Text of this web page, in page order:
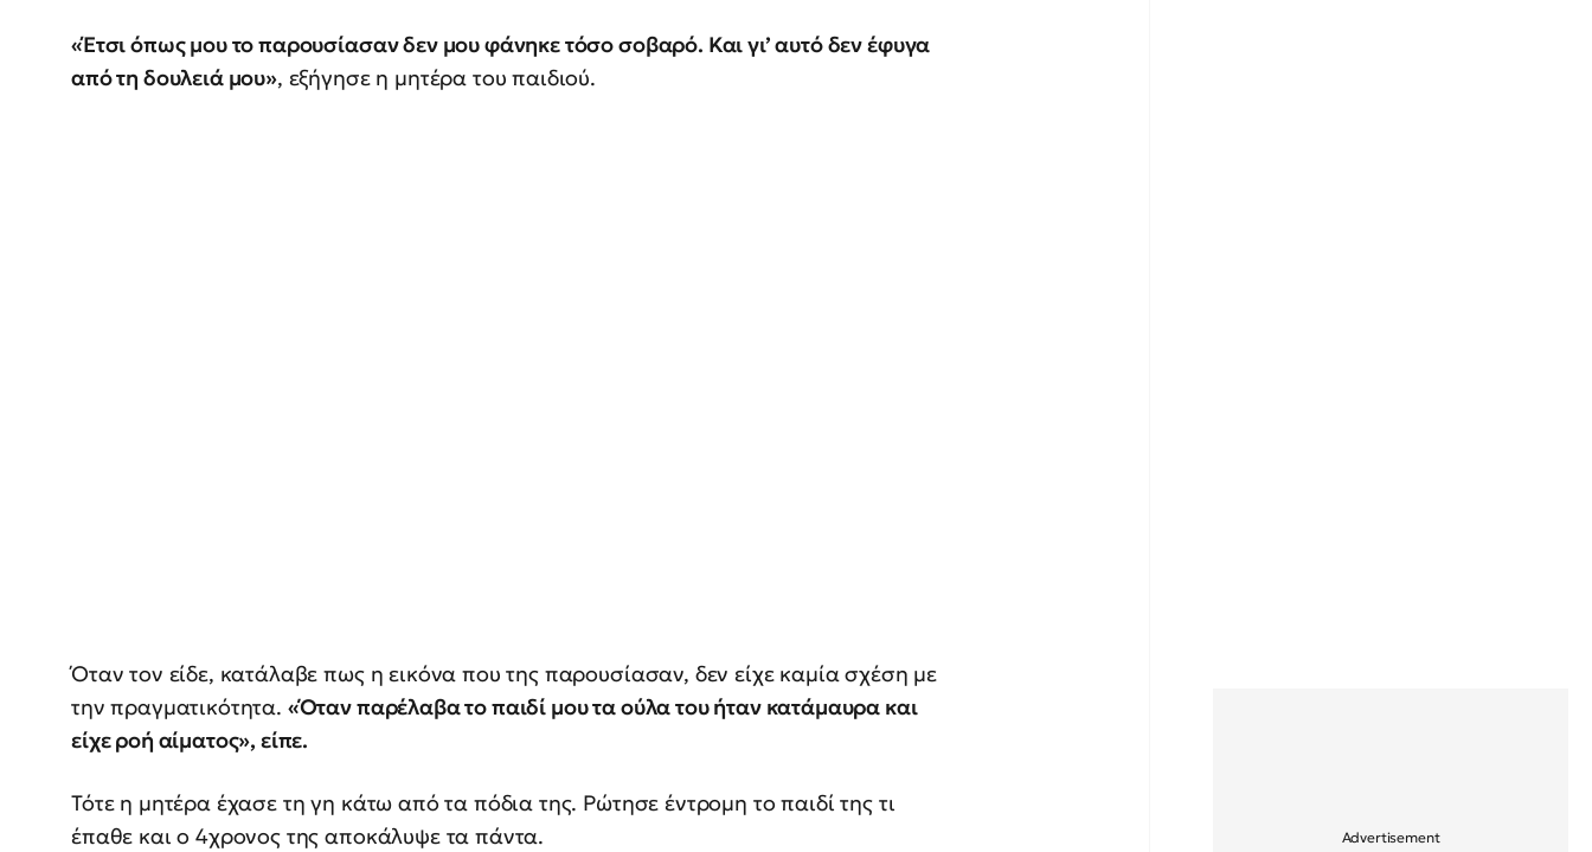
«Έτσι όπως μου το παρουσίασαν δεν μου φάνηκε τόσο σοβαρό. Και γι’ αυτό δεν έφυγα
από τη δουλειά μου», εξήγησε η μητέρα του παιδιού.
Όταν τον είδε, κατάλαβε πως η εικόνα που της παρουσίασαν, δεν είχε καμία σχέση με
την πραγματικότητα. «Όταν παρέλαβα το παιδί μου τα ούλα του ήταν κατάμαυρα και
είχε ροή αίματος», είπε.
Τότε η μητέρα έχασε τη γη κάτω από τα πόδια της. Ρώτησε έντρομη το παιδί της τι
έπαθε και ο 4χρονος της αποκάλυψε τα πάντα.